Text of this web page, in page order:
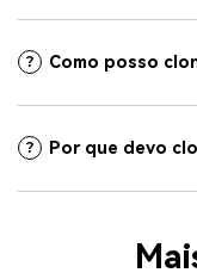
Como posso
Por que devo